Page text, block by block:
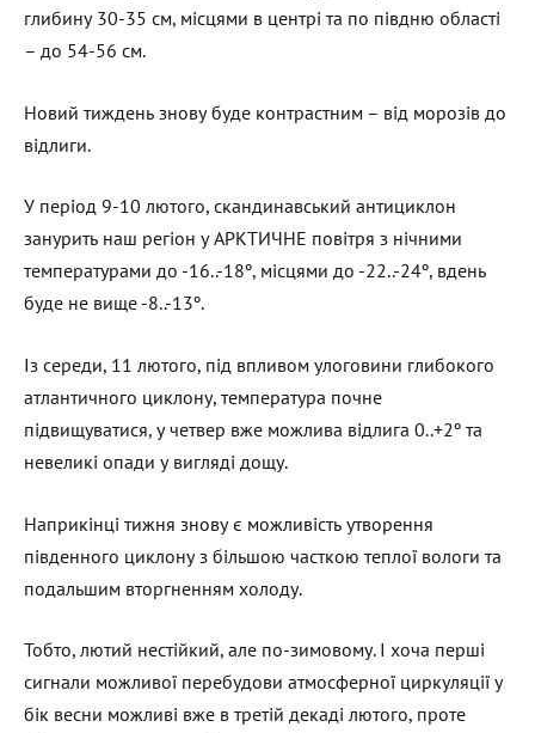
глибину 30-35 см, місцями в центрі та по півдню області
– до 54-56 см.
Новий тиждень знову буде контрастним – від морозів до
відлиги.
У період 9-10 лютого, скандинавський антициклон
занурить наш регіон у АРКТИЧНЕ повітря з нічними
температурами до -16..-18º, місцями до -22..-24º, вдень
буде не вище -8..-13º.
Із середи, 11 лютого, під впливом улоговини глибокого
атлантичного циклону, температура почне
підвищуватися, у четвер вже можлива відлига 0..+2º та
невеликі опади у вигляді дощу.
Наприкінці тижня знову є можливість утворення
південного циклону з більшою часткою теплої вологи та
подальшим вторгненням холоду.
Тобто, лютий нестійкий, але по-зимовому. І хоча перші
сигнали можливої перебудови атмосферної циркуляції у
бік весни можливі вже в третій декаді лютого, проте